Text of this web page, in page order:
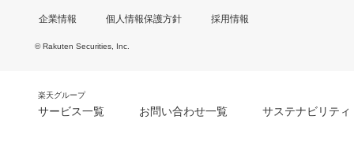
企業情報 個人情報保護方針 採用情報
© Rakuten Securities, Inc.
楽天グループ
サービス一覧 お問い合わせ一覧 サステナビリティ